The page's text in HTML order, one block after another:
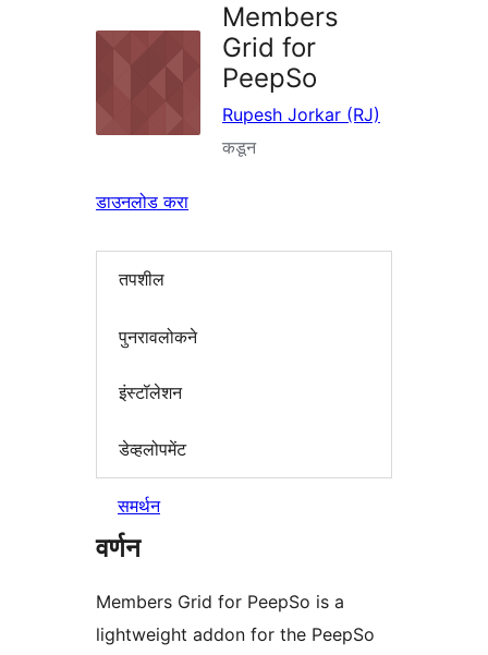
Members
Grid for
PeepSo
Rupesh Jorkar (RJ)
कडून
डाउनलोड करा
तपशील
पुनरावलोकने
इंस्टॉलेशन
डेव्हलोपमेंट
समर्थन
वर्णन
Members Grid for PeepSo is a
lightweight addon for the PeepSo